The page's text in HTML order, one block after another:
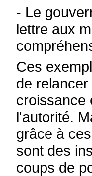
- Le
lettre aux
Ces
de
croissance
l'autorité.
grâce à
sont des
coups de